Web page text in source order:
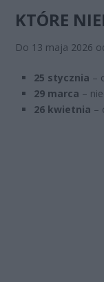
KTÓRE
Do 13 maja 2026
25 stycznia –
29 marca –
26 kwietnia –